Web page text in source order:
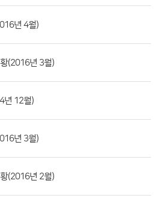
년 4월)
(2016년 3월)
년 12월)
년 3월)
(2016년 2월)